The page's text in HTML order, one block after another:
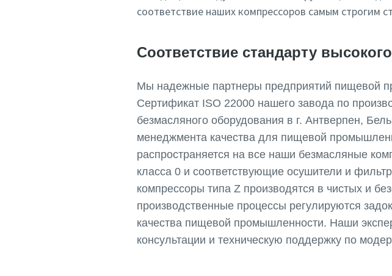
соответствие наших компрессоров самым строгим
Соответствие стандарту
Мы надежные партнеры предприятий пищевой
Сертификат ISO 22000 нашего завода по
безмасляного оборудования в г. Антверпен,
менеджмента качества для пищевой
распространяется на все наши безмасляные
класса 0 и соответствующие осушители и
компрессоры типа Z производятся в чистых и
производственные процессы регулируются
качества пищевой промышленности. Наши
консультации и техническую поддержку по